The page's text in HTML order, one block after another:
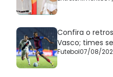
Confira o
Vasco; times
Futebol07/08/